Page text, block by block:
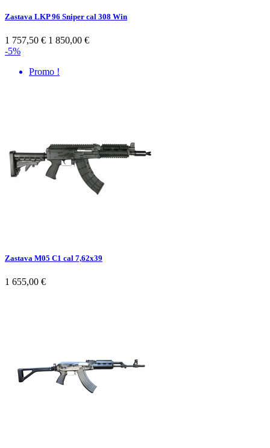
Zastava LKP 96 Sniper cal 308 Win
1 757,50 € 1 850,00 €
-5%
Promo !
Zastava M05 C1 cal 7,62x39
1 655,00 €